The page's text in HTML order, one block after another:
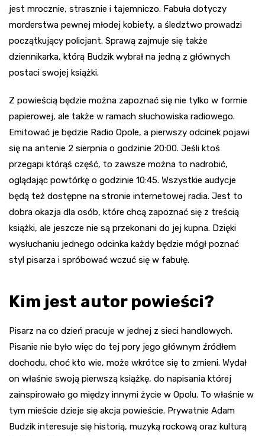
jest mrocznie, strasznie i tajemniczo. Fabuła dotyczy
morderstwa pewnej młodej kobiety, a śledztwo prowadzi
początkujący policjant. Sprawą zajmuje się także
dziennikarka, którą Budzik wybrał na jedną z głównych
postaci swojej książki.
Z powieścią będzie można zapoznać się nie tylko w formie
papierowej, ale także w ramach słuchowiska radiowego.
Emitować je będzie Radio Opole, a pierwszy odcinek pojawi
się na antenie 2 sierpnia o godzinie 20:00. Jeśli ktoś
przegapi którąś część, to zawsze można to nadrobić,
oglądając powtórkę o godzinie 10:45. Wszystkie audycje
będą też dostępne na stronie internetowej radia. Jest to
dobra okazja dla osób, które chcą zapoznać się z treścią
książki, ale jeszcze nie są przekonani do jej kupna. Dzięki
wysłuchaniu jednego odcinka każdy będzie mógł poznać
styl pisarza i spróbować wczuć się w fabułę.
Kim jest autor powieści?
Pisarz na co dzień pracuje w jednej z sieci handlowych.
Pisanie nie było więc do tej pory jego głównym źródłem
dochodu, choć kto wie, może wkrótce się to zmieni. Wydał
on właśnie swoją pierwszą książkę, do napisania której
zainspirowało go między innymi życie w Opolu. To właśnie w
tym mieście dzieje się akcja powieście. Prywatnie Adam
Budzik interesuje się historią, muzyką rockową oraz kulturą